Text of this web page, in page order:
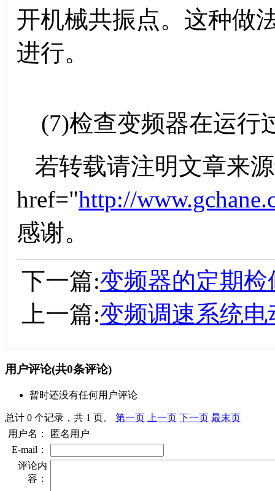
开机械共振点。这种做
进行。
(7)检查变频器在运行
若转载请注明文章来
href="http://
感谢。
下一篇:变频器的定期检
上一篇:变频调速系统
用户评论(共0条评论)
暂时还没有任何用户评论
总计 0 个记录，共 1 页。 第一页 上一页 下一页 最末页
用户名：
匿名用户
E-mail：
评论内
容：